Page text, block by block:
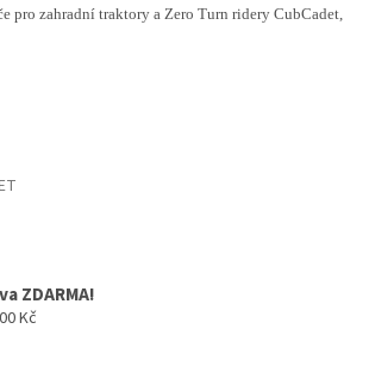
pro zahradní traktory a Zero Turn ridery CubCadet,
ZDARMA!
Kč